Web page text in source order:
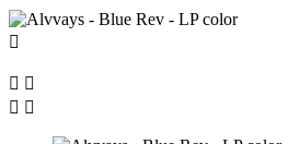

 
 